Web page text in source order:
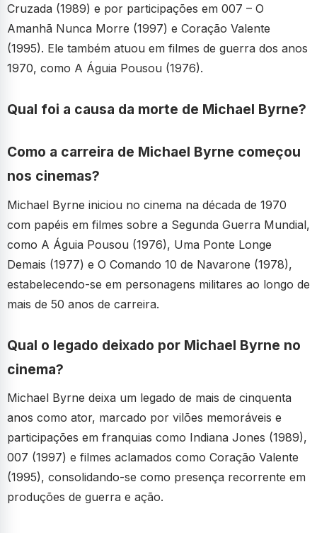
Cruzada (1989) e por participações em 007 – O
Amanhã Nunca Morre (1997) e Coração Valente
(1995). Ele também atuou em filmes de guerra dos anos
1970, como A Águia Pousou (1976).
Qual foi a causa da morte de Michael Byrne?
Como a carreira de Michael Byrne começou
nos cinemas?
Michael Byrne iniciou no cinema na década de 1970
com papéis em filmes sobre a Segunda Guerra Mundial,
como A Águia Pousou (1976), Uma Ponte Longe
Demais (1977) e O Comando 10 de Navarone (1978),
estabelecendo-se em personagens militares ao longo de
mais de 50 anos de carreira.
Qual o legado deixado por Michael Byrne no
cinema?
Michael Byrne deixa um legado de mais de cinquenta
anos como ator, marcado por vilões memoráveis e
participações em franquias como Indiana Jones (1989),
007 (1997) e filmes aclamados como Coração Valente
(1995), consolidando-se como presença recorrente em
produções de guerra e ação.